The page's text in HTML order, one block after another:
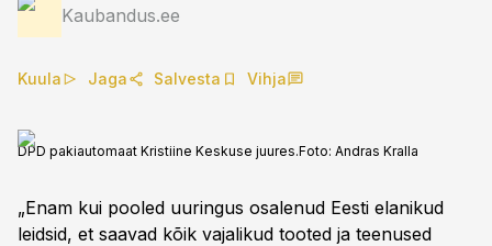
Kaubandus.ee
Kuula Jaga Salvesta Vihja
DPD pakiautomaat Kristiine Keskuse juures.Foto: Andras Kralla
„Enam kui pooled uuringus osalenud Eesti elanikud
leidsid, et saavad kõik vajalikud tooted ja teenused